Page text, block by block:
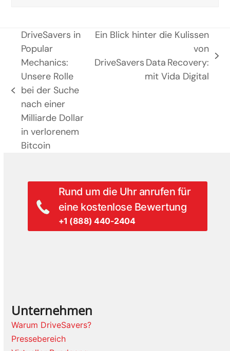
vorheriger
Beitrag:
DriveSavers in
Popular
Mechanics:
Unsere Rolle
bei der Suche
nach einer
Milliarde Dollar
in verlorenem
Bitcoin
Nächster
Ein Blick hinter die Kulissen
von
DriveSavers Data Recovery:
mit Vida Digital
Rund um die Uhr anrufen für
eine kostenlose Bewertung
+1 (888) 440-2404
Unternehmen
Warum DriveSavers?
Pressebereich